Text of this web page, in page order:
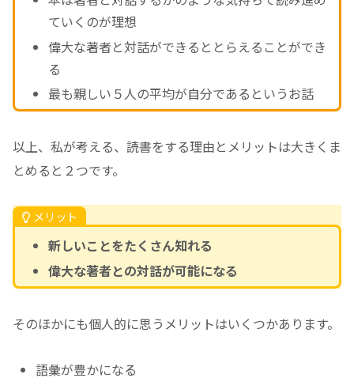
ていくのが理想
偉大な著者と対話ができるととらえることができ
る
最も親しい５人の平均が自分であるというお話
以上、私が考える、読書をする理由とメリットは大きくま
とめると２つです。
メリット
新しいことをたくさん知れる
偉大な著者との対話が可能になる
そのほかにも個人的に思うメリットはいくつかあります。
語彙が豊かになる